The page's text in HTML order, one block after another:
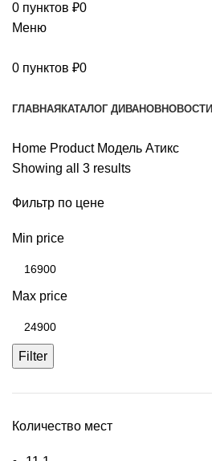
0 пунктов ₽0
Меню
0 пунктов ₽0
ГЛАВНАЯ КАТАЛОГ ДИВАНОВНОВОСТИ
Home Product Модель Атикс
Showing all 3 results
Фильтр по цене
Min price
Max price
Filter
Количество мест